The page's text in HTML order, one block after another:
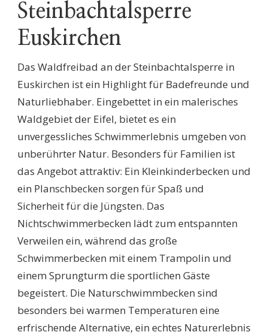
Steinbachtalsperre
Euskirchen
Das Waldfreibad an der Steinbachtalsperre in
Euskirchen ist ein Highlight für Badefreunde und
Naturliebhaber. Eingebettet in ein malerisches
Waldgebiet der Eifel, bietet es ein
unvergessliches Schwimmerlebnis umgeben von
unberührter Natur. Besonders für Familien ist
das Angebot attraktiv: Ein Kleinkinderbecken und
ein Planschbecken sorgen für Spaß und
Sicherheit für die Jüngsten. Das
Nichtschwimmerbecken lädt zum entspannten
Verweilen ein, während das große
Schwimmerbecken mit einem Trampolin und
einem Sprungturm die sportlichen Gäste
begeistert. Die Naturschwimmbecken sind
besonders bei warmen Temperaturen eine
erfrischende Alternative, ein echtes Naturerlebnis